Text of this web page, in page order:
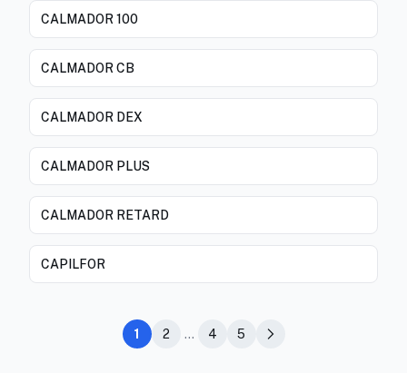
CALMADOR 100
CALMADOR CB
CALMADOR DEX
CALMADOR PLUS
CALMADOR RETARD
CAPILFOR
1 2 ... 4 5